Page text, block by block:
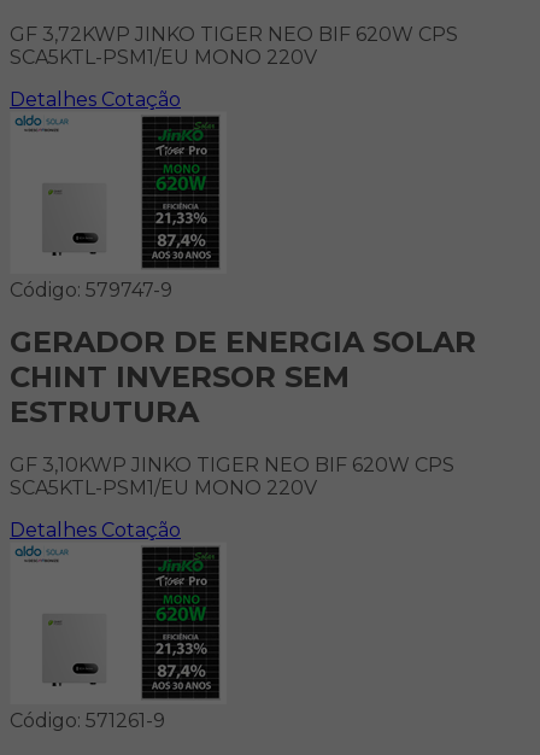
GF 3,72KWP JINKO TIGER NEO BIF 620W CPS
SCA5KTL-PSM1/EU MONO 220V
Detalhes Cotação
Código: 579747-9
GERADOR DE ENERGIA SOLAR
CHINT INVERSOR SEM
ESTRUTURA
GF 3,10KWP JINKO TIGER NEO BIF 620W CPS
SCA5KTL-PSM1/EU MONO 220V
Detalhes Cotação
Código: 571261-9